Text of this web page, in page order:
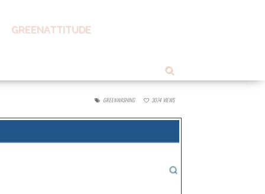
GREENATTITUDE
GREENWASHING 3074 VIEWS